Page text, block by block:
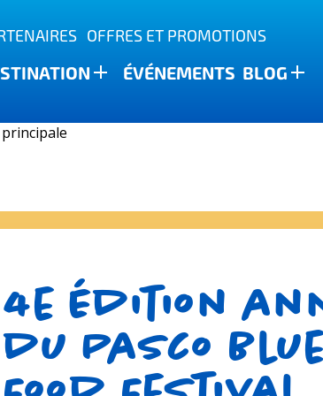
OFFRES ET PROMOTIONS
ÉVÉNEMENTS BLOG
4e édition
du Pasco